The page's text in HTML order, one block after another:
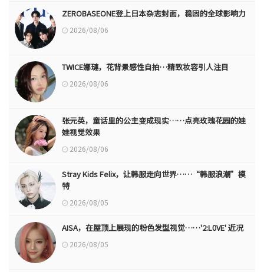
ZEROBASEONE登上日本杂志封面，稳固的全球影响力
2026/08/06
TWICE娜璉，花背景感性自拍…精致妆容引人注目
2026/08/06
张元英，童话里的公主变成现实……点亮玫瑰花园的娃
娃视觉效果
2026/08/06
Stray Kids Felix，让韩服走向世界……“韩服浪潮”模
特
2026/08/05
AISA，在屋顶上展现的粉色发型视觉……'2:L0VE' 近况
2026/08/05